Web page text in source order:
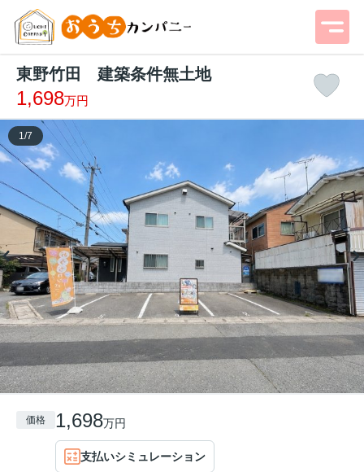
東野竹田 建築条件無土地
1,698万円
1 /7
価格 1,698万円
支払いシミュレーション